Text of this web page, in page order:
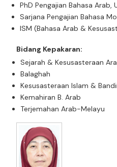
PhD Pengajian Bahasa Arab,
Sarjana Pengajian Bahasa
ISM (Bahasa Arab &
Bidang Kepakaran:
Sejarah & Kesusasteraan
Balaghah
Kesusasteraan Islam &
Kemahiran B. Arab
Terjemahan Arab-Melayu